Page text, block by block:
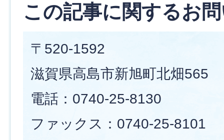
この記事に関するお
〒520-1592
滋賀県高島市新旭町北畑565
電話：0740-25-8130
ファックス：0740-25-8101